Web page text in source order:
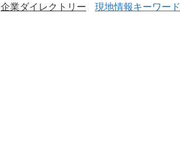
企業ダイレクトリー 現地情報キーワード